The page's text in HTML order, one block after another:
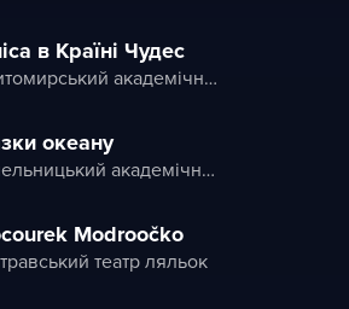
в Країні Чудес
Житомирський академічний український музично-драматичний театр ім. І. Кочерги
океану
Хмельницький академічний обласний театр ляльок «Дивень»
Modroočko
театр ляльок